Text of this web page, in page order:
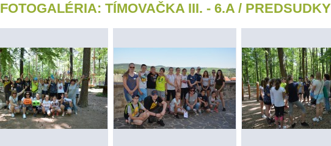
FOTOGALÉRIA: TÍMOVAČKA III. - 6.A / PREDSUDKY